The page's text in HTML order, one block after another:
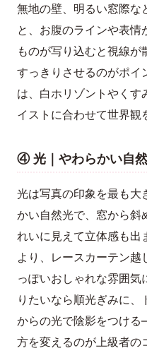
無地の壁、明るい窓際な
と、お腹のラインや表情
ものが写り込むと視線
すっきりさせるのがポイ
は、白ホリゾントやくす
イストに合わせて世界観
④ 光｜やわらかい自
光は写真の印象を最も大
かい自然光で、窓から斜
れいに見えて立体感も出
より、レースカーテン
っぽいおしゃれな雰囲
りたいなら順光ぎみに
からの光で陰影をつけ
方を変えるのが上級者の